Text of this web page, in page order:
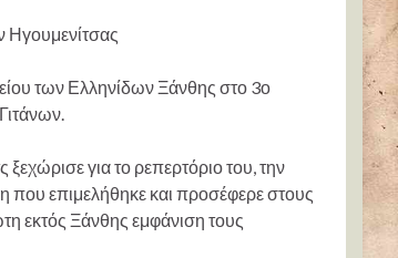
των Ελληνίδων Ξάνθης στο 3ο
για το ρεπερτόριο του, την
που επιμελήθηκε και προσέφερε στους
εκτός Ξάνθης εμφάνιση τους